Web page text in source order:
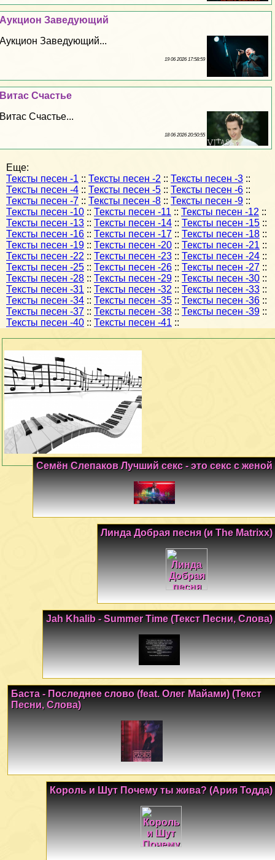
Аукцион Заведующий
Аукцион Заведующий...
19 06 2026 17:58:59
Витас Счастье
Витас Счастье...
18 06 2026 20:50:55
Еще:
Тексты песен -1 :: Тексты песен -2 :: Тексты песен -3 ::
Тексты песен -4 :: Тексты песен -5 :: Тексты песен -6 ::
Тексты песен -7 :: Тексты песен -8 :: Тексты песен -9 ::
Тексты песен -10 :: Тексты песен -11 :: Тексты песен -12 ::
Тексты песен -13 :: Тексты песен -14 :: Тексты песен -15 ::
Тексты песен -16 :: Тексты песен -17 :: Тексты песен -18 ::
Тексты песен -19 :: Тексты песен -20 :: Тексты песен -21 ::
Тексты песен -22 :: Тексты песен -23 :: Тексты песен -24 ::
Тексты песен -25 :: Тексты песен -26 :: Тексты песен -27 ::
Тексты песен -28 :: Тексты песен -29 :: Тексты песен -30 ::
Тексты песен -31 :: Тексты песен -32 :: Тексты песен -33 ::
Тексты песен -34 :: Тексты песен -35 :: Тексты песен -36 ::
Тексты песен -37 :: Тексты песен -38 :: Тексты песен -39 ::
Тексты песен -40 :: Тексты песен -41 ::
Семён Слепаков Лучший секс - это секс с женой
Линда Добрая песня (и The Matrixx)
Jah Khalib - Summer Time (Текст Песни, Слова)
Баста - Последнее слово (feat. Олег Майами) (Текст
Песни, Слова)
Король и Шут Почему ты жива? (Ария Тодда)